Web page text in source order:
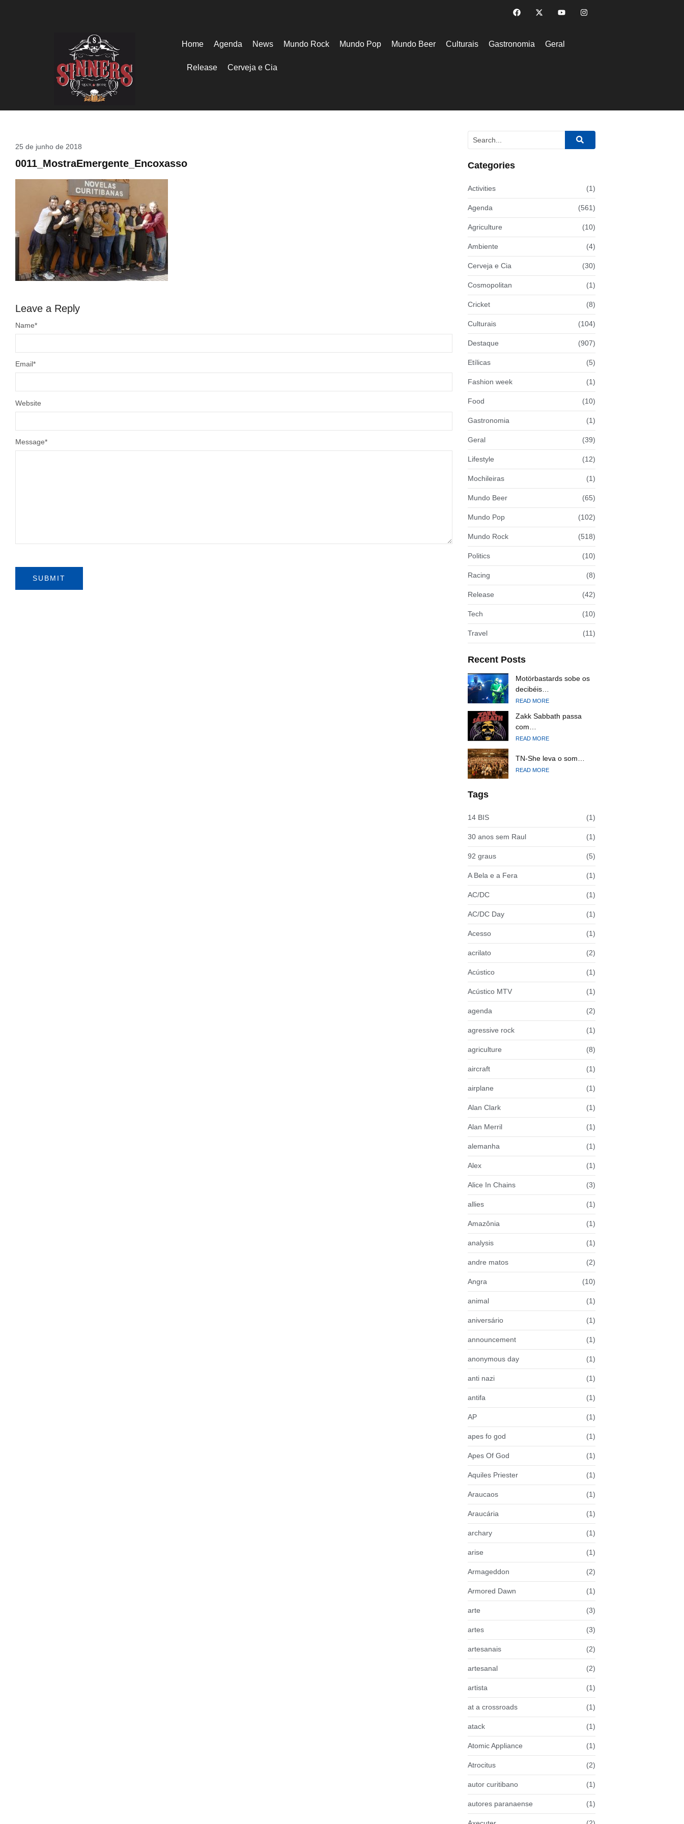
Home Agenda News Mundo Rock Mundo Pop Mundo Beer Culturais Gastronomia Geral
Release Cerveja e Cia
25 de junho de 2018
0011_MostraEmergente_Encoxasso
Leave a Reply
Message*
Name*
Email*
Website
Categories
Activities (1)
Agenda (561)
Agriculture (10)
Ambiente (4)
Cerveja e Cia (30)
Cosmopolitan (1)
Cricket (8)
Culturais (104)
Destaque (907)
Etílicas (5)
Fashion week (1)
Food (10)
Gastronomia (1)
Geral (39)
Lifestyle (12)
Mochileiras (1)
Mundo Beer (65)
Mundo Pop (102)
Mundo Rock (518)
Politics (10)
Racing (8)
Release (42)
Tech (10)
Travel (11)
Recent Posts
Motörbastards sobe os
decibéis…
READ MORE
Zakk Sabbath passa
com…
READ MORE
TN-She leva o som…
READ MORE
Tags
14 BIS (1)
30 anos sem Raul (1)
92 graus (5)
A Bela e a Fera (1)
AC/DC (1)
AC/DC Day (1)
Acesso (1)
acrilato (2)
Acústico (1)
Acústico MTV (1)
agenda (2)
agressive rock (1)
agriculture (8)
aircraft (1)
airplane (1)
Alan Clark (1)
Alan Merril (1)
alemanha (1)
Alex (1)
Alice In Chains (3)
allies (1)
Amazônia (1)
analysis (1)
andre matos (2)
Angra (10)
animal (1)
aniversário (1)
announcement (1)
anonymous day (1)
anti nazi (1)
antifa (1)
AP (1)
apes fo god (1)
Apes Of God (1)
Aquiles Priester (1)
Araucaos (1)
Araucária (1)
archary (1)
arise (1)
Armageddon (2)
Armored Dawn (1)
arte (3)
artes (3)
artesanais (2)
artesanal (2)
artista (1)
at a crossroads (1)
atack (1)
Atomic Appliance (1)
Atrocitus (2)
autor curitibano (1)
autores paranaense (1)